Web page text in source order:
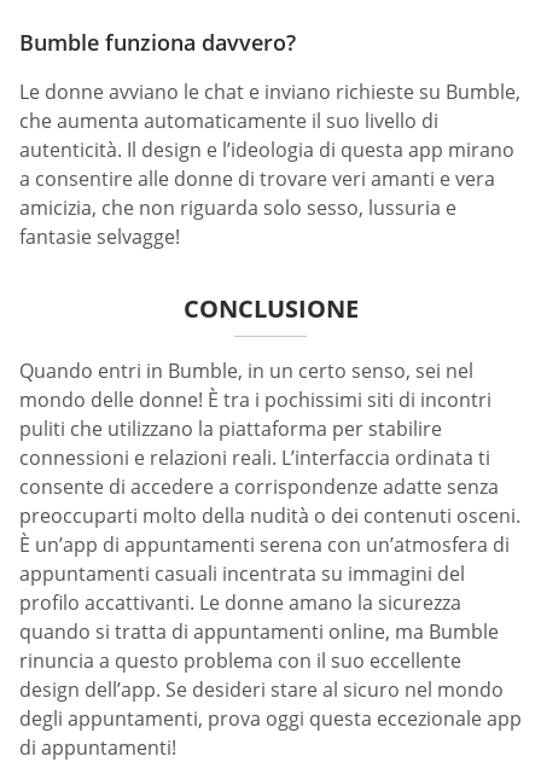
Bumble funziona davvero?
Le donne avviano le chat e inviano richieste su Bumble,
che aumenta automaticamente il suo livello di
autenticità. Il design e l’ideologia di questa app mirano
a consentire alle donne di trovare veri amanti e vera
amicizia, che non riguarda solo sesso, lussuria e
fantasie selvagge!
CONCLUSIONE
Quando entri in Bumble, in un certo senso, sei nel
mondo delle donne! È tra i pochissimi siti di incontri
puliti che utilizzano la piattaforma per stabilire
connessioni e relazioni reali. L’interfaccia ordinata ti
consente di accedere a corrispondenze adatte senza
preoccuparti molto della nudità o dei contenuti osceni.
È un’app di appuntamenti serena con un’atmosfera di
appuntamenti casuali incentrata su immagini del
profilo accattivanti. Le donne amano la sicurezza
quando si tratta di appuntamenti online, ma Bumble
rinuncia a questo problema con il suo eccellente
design dell’app. Se desideri stare al sicuro nel mondo
degli appuntamenti, prova oggi questa eccezionale app
di appuntamenti!